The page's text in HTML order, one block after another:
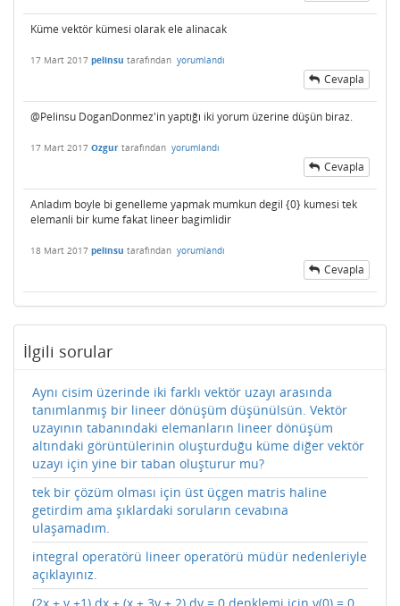
Küme vektör kümesi olarak ele alinacak
17 Mart 2017 pelinsu tarafından yorumlandı
Cevapla
@Pelinsu DoganDonmez'in yaptığı iki yorum üzerine düşün biraz.
17 Mart 2017 Ozgur tarafından yorumlandı
Cevapla
Anladım boyle bi genelleme yapmak mumkun degil {0} kumesi tek
elemanli bir kume fakat lineer bagimlidir
18 Mart 2017 pelinsu tarafından yorumlandı
Cevapla
İlgili sorular
Aynı cisim üzerinde iki farklı vektör uzayı arasında
tanımlanmış bir lineer dönüşüm düşünülsün. Vektör
uzayının tabanındaki elemanların lineer dönüşüm
altındaki görüntülerinin oluşturduğu küme diğer vektör
uzayı için yine bir taban oluşturur mu?
tek bir çözüm olması için üst üçgen matris haline
getirdim ama şıklardaki soruların cevabına
ulaşamadım.
integral operatörü lineer operatörü müdür nedenleriyle
açıklayınız.
(2x + y +1) dx + (x + 3y + 2) dy = 0 denklemi için y(0) = 0